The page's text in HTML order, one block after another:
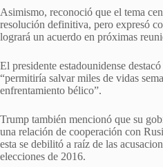
Asimismo, reconoció que el tema
resolución definitiva, pero expresó
logrará un acuerdo en próximas
El presidente estadounidense
“permitiría salvar miles de vidas
enfrentamiento bélico”.
Trump también mencionó que su
una relación de cooperación con
esta se debilitó a raíz de las
elecciones de 2016.